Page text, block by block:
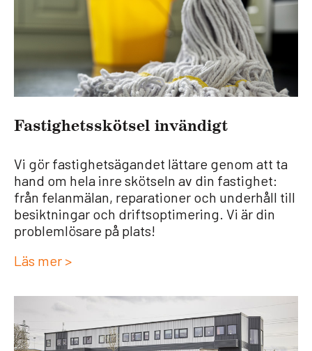
Fas­tig­hets­sköt­sel invän­digt
Vi gör fastighetsägandet lättare genom att ta
hand om hela inre skötseln av din fastighet:
från felanmälan, reparationer och underhåll till
besiktningar och driftsoptimering. Vi är din
problemlösare på plats!
Läs mer >